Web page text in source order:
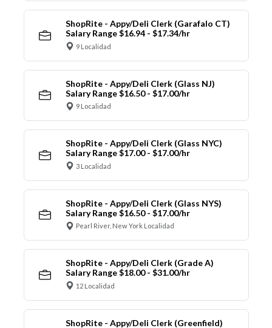
ShopRite - Appy/Deli Clerk (Garafalo CT)
Salary Range $16.94 - $17.34/hr
9 Localidad
ShopRite - Appy/Deli Clerk (Glass NJ)
Salary Range $16.50 - $17.00/hr
9 Localidad
ShopRite - Appy/Deli Clerk (Glass NYC)
Salary Range $17.00 - $17.00/hr
3 Localidad
ShopRite - Appy/Deli Clerk (Glass NYS)
Salary Range $16.50 - $17.00/hr
Pearl River, New York Localidad
ShopRite - Appy/Deli Clerk (Grade A)
Salary Range $18.00 - $31.00/hr
12 Localidad
ShopRite - Appy/Deli Clerk (Greenfield)